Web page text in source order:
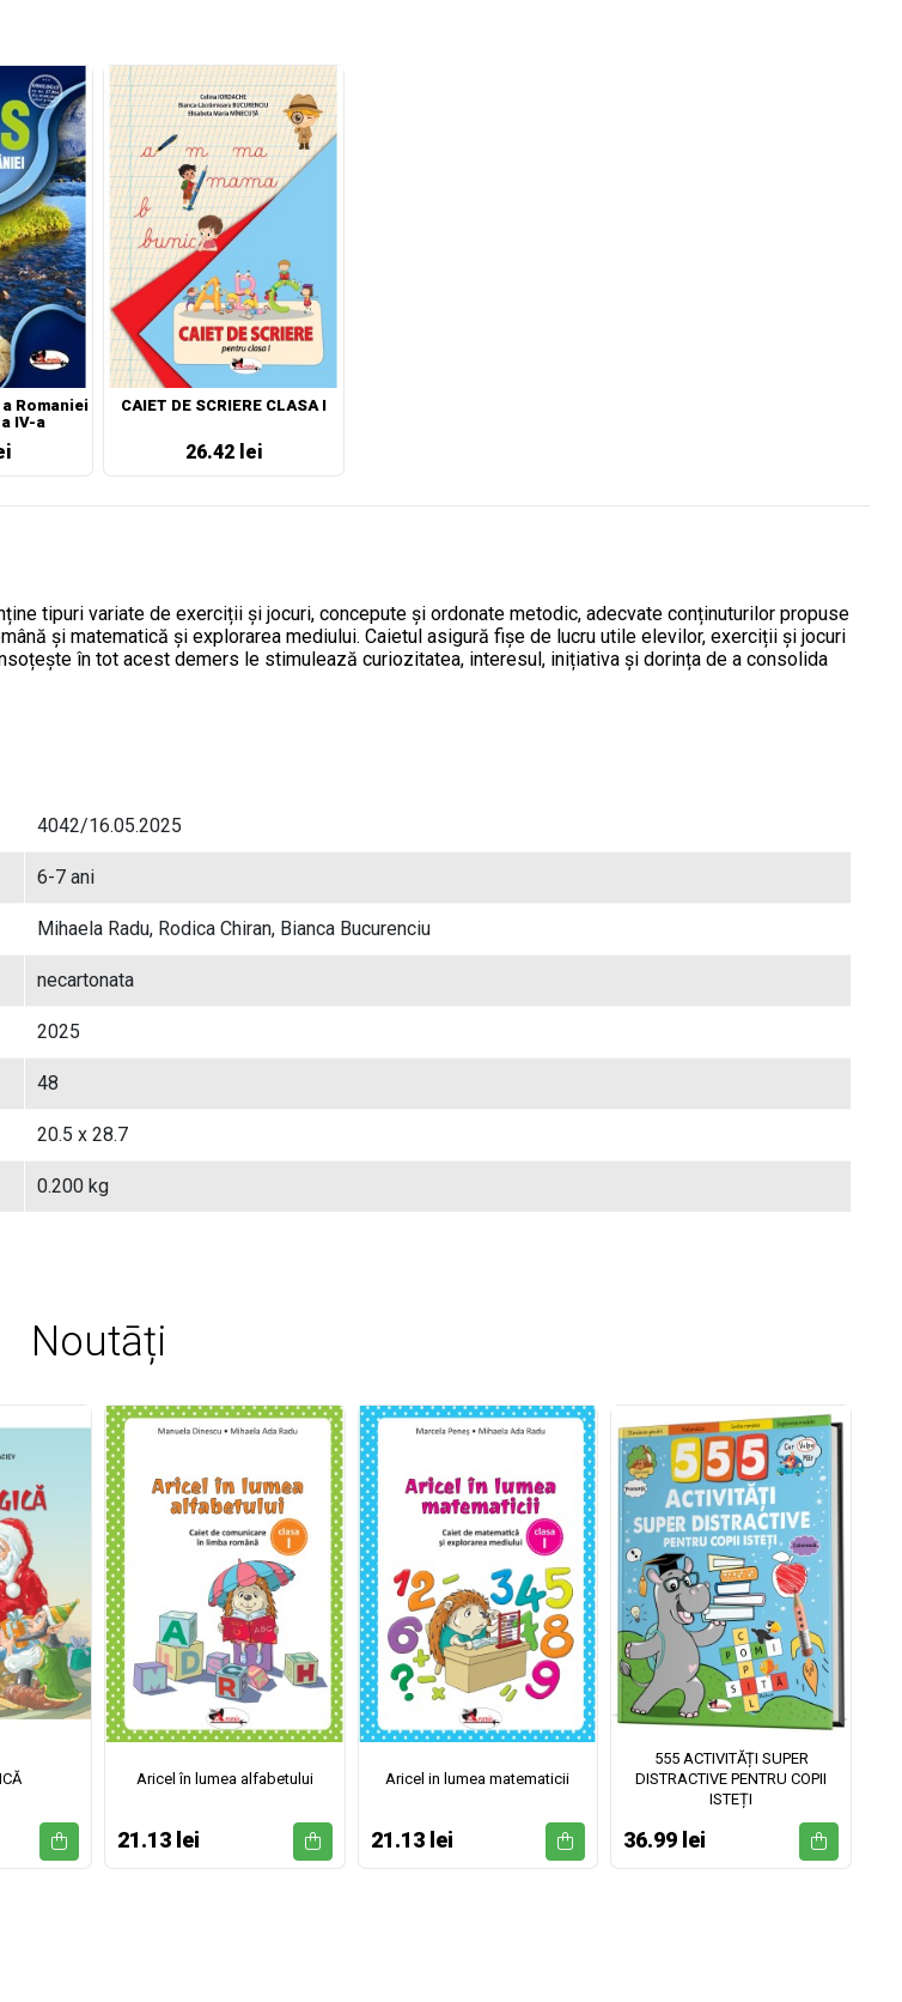
Romaniei
IV-a
CAIET DE SCRIERE CLASA I
26.42 lei
tipuri variate de exerciții și jocuri, concepute și ordonate metodic, adecvate conținuturilor propuse
și matematică și explorarea mediului. Caietul asigură fișe de lucru utile elevilor, exerciții și jocuri
în tot acest demers le stimulează curiozitatea, interesul, inițiativa și dorința de a consolida
4042/16.05.2025
6-7 ani
Mihaela Radu, Rodica Chiran, Bianca Bucurenciu
necartonata
2025
48
20.5 x 28.7
0.200 kg
Noutāți
Aricel în lumea alfabetului
21.13 lei
Aricel in lumea matematicii
21.13 lei
555 ACTIVITĂȚI SUPER
DISTRACTIVE PENTRU COPII
ISTEȚI
36.99 lei